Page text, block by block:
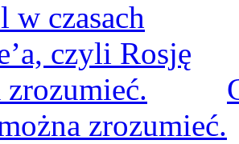
zrozumieć.